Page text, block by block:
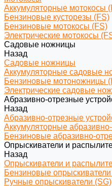
Аккумуляторные мотокосы
Бензиновые кусторезы (FS)
Бензиновые мотокосы (FS)
Электрические мотокосы
Садовые ножницы
Назад
Садовые ножницы
Аккумуляторные садовые
Бензиновые мотоножницы
Электрические садовые
Абразивно-отрезные
Назад
Абразивно-отрезные
Аккумуляторные
Бензиновые абразивно-
Опрыскиватели и
Назад
Опрыскиватели и
Бензиновые
Ручные опрыскиватели (SG)